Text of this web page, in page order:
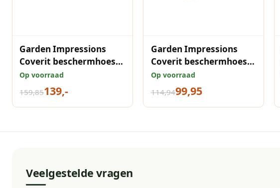
Garden Impressions
Coverit beschermhoes
loungebank L/D links
210x270 cm taupe
Op voorraad
159,85139,-
Garden Impressions
Coverit beschermhoes
ovale tuinset 230x200
cm taupe
Op voorraad
114,9499,95
Veelgestelde vragen